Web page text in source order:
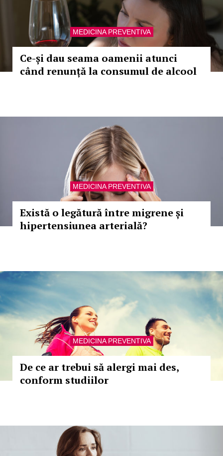
MEDICINA PREVENTIVA
Ce-și dau seama oamenii atunci
când renunță la consumul de alcool
MEDICINA PREVENTIVA
Există o legătură între migrene și
hipertensiunea arterială?
MEDICINA PREVENTIVA
De ce ar trebui să alergi mai des,
conform studiilor